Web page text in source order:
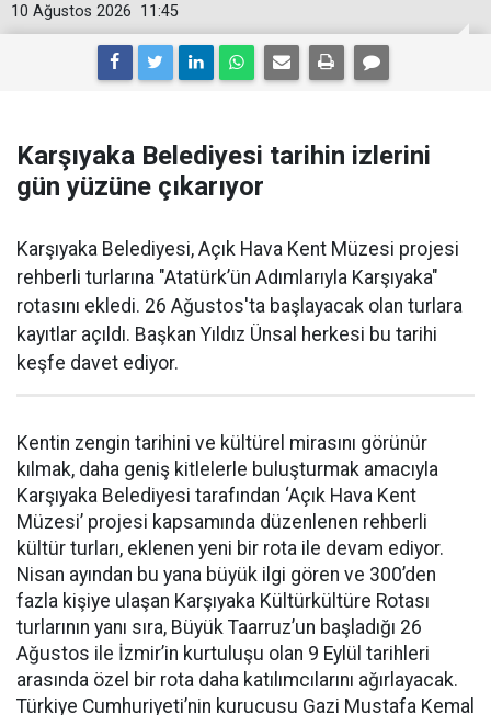
11:45
10 Ağustos 2026
Karşıyaka Belediyesi tarihin izlerini
gün yüzüne çıkarıyor
Karşıyaka Belediyesi, Açık Hava Kent Müzesi projesi
rehberli turlarına "Atatürk’ün Adımlarıyla Karşıyaka"
rotasını ekledi. 26 Ağustos'ta başlayacak olan turlara
kayıtlar açıldı. Başkan Yıldız Ünsal herkesi bu tarihi
keşfe davet ediyor.
Kentin zengin tarihini ve kültürel mirasını görünür
kılmak, daha geniş kitlelerle buluşturmak amacıyla
Karşıyaka Belediyesi tarafından ‘Açık Hava Kent
Müzesi’ projesi kapsamında düzenlenen rehberli
kültür turları, eklenen yeni bir rota ile devam ediyor.
Nisan ayından bu yana büyük ilgi gören ve 300’den
fazla kişiye ulaşan Karşıyaka Kültürkültüre Rotası
turlarının yanı sıra, Büyük Taarruz’un başladığı 26
Ağustos ile İzmir’in kurtuluşu olan 9 Eylül tarihleri
arasında özel bir rota daha katılımcılarını ağırlayacak.
Türkiye Cumhuriyeti’nin kurucusu Gazi Mustafa Kemal